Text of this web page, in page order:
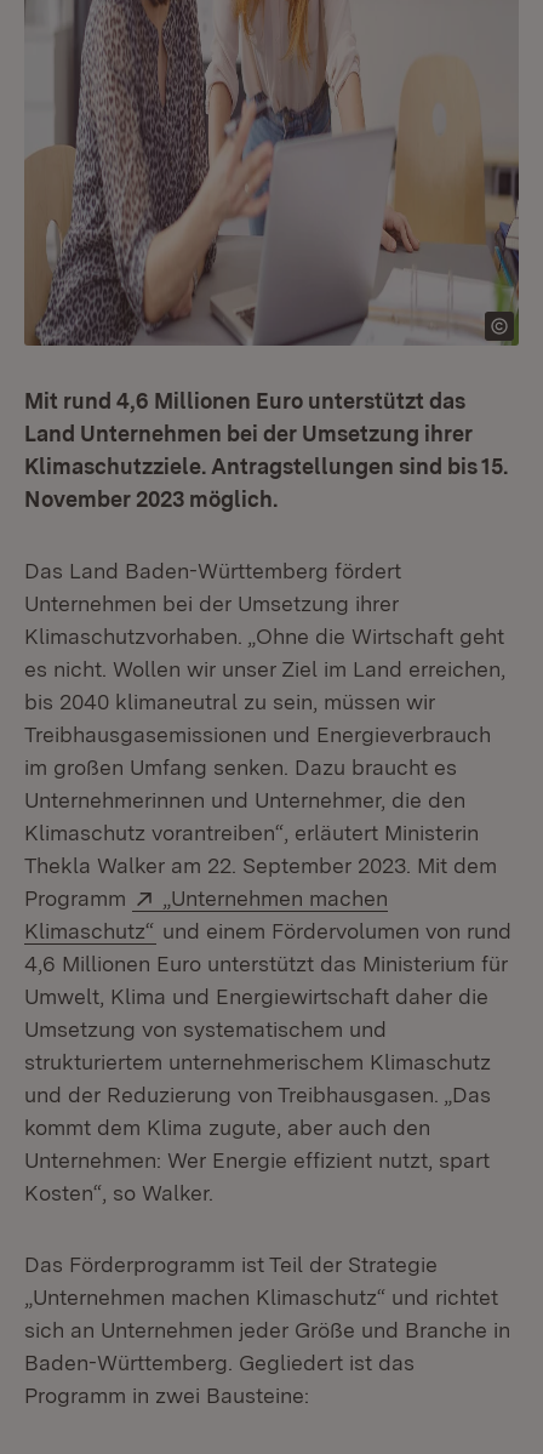
Mit rund 4,6 Millionen Euro unterstützt das
Land Unternehmen bei der Umsetzung ihrer
Klimaschutzziele. Antragstellungen sind bis 15.
November 2023 möglich.
Das Land Baden-Württemberg fördert
Unternehmen bei der Umsetzung ihrer
Klimaschutzvorhaben. „Ohne die Wirtschaft geht
es nicht. Wollen wir unser Ziel im Land erreichen,
bis 2040 klimaneutral zu sein, müssen wir
Treibhausgasemissionen und Energieverbrauch
im großen Umfang senken. Dazu braucht es
Unternehmerinnen und Unternehmer, die den
Klimaschutz vorantreiben“, erläutert Ministerin
Thekla Walker am 22. September 2023. Mit dem
Programm
Extern:
„Unternehmen machen
Klimaschutz“ (Öffnet in neuem Fenster)
und einem Fördervolumen von rund
4,6 Millionen Euro unterstützt das Ministerium für
Umwelt, Klima und Energiewirtschaft daher die
Umsetzung von systematischem und
strukturiertem unternehmerischem Klimaschutz
und der Reduzierung von Treibhausgasen. „Das
kommt dem Klima zugute, aber auch den
Unternehmen: Wer Energie effizient nutzt, spart
Kosten“, so Walker.
Das Förderprogramm ist Teil der Strategie
„Unternehmen machen Klimaschutz“ und richtet
sich an Unternehmen jeder Größe und Branche in
Baden-Württemberg. Gegliedert ist das
Programm in zwei Bausteine: